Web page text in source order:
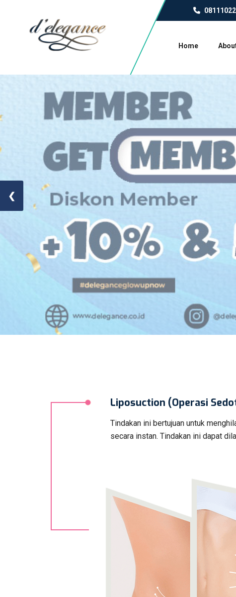
Home
❮
Liposuction (Operasi
Tindakan ini bertujuan untuk
secara instan. Tindakan ini dapat